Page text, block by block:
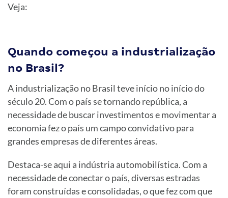
Veja:
Quando começou a industrialização
no Brasil?
A industrialização no Brasil teve início no início do
século 20. Com o país se tornando república, a
necessidade de buscar investimentos e movimentar a
economia fez o país um campo convidativo para
grandes empresas de diferentes áreas.
Destaca-se aqui a indústria automobilística. Com a
necessidade de conectar o país, diversas estradas
foram construídas e consolidadas, o que fez com que